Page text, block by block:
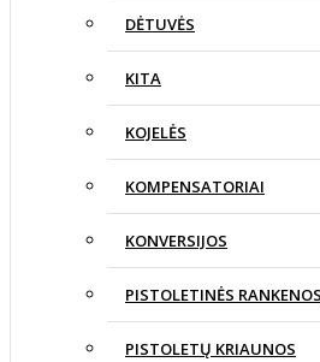
DĖTUVĖS
KITA
KOJELĖS
KOMPENSATORIAI
KONVERSIJOS
PISTOLETINĖS RANKENOS
PISTOLETŲ KRIAUNOS